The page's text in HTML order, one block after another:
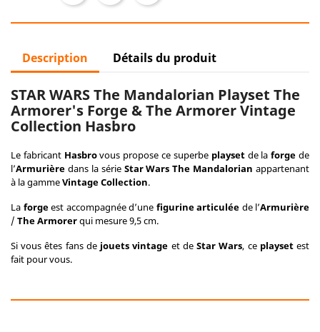
Description Détails du produit
STAR WARS The Mandalorian Playset The
Armorer's Forge & The Armorer Vintage
Collection Hasbro
Le fabricant Hasbrovous propose ce superbeplaysetde laforge de
l’Armurière dans la série Star Wars The Mandalorian appartenant
à la gammeVintage Collection.
La forgeest accompagnée d’une figurine articulée de l’Armurière
/ The Armorerqui mesure 9,5 cm.
Si vous êtes fans dejouets vintage et deStar Wars, ce playsetest
fait pour vous.